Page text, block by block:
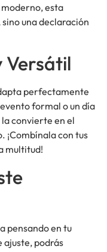
esta
una declaración
Versátil
perfectamente
formal o un día
la convierte en el
¡Combínala con tus
multitud!
pensando en tu
ajuste, podrás